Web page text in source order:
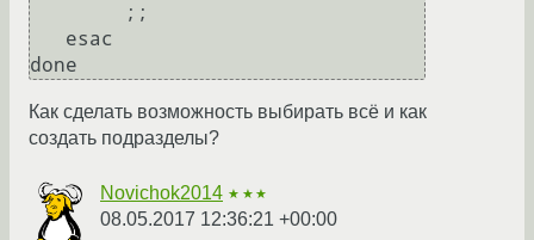
done
Как сделать возможность выбирать всё и как
создать подразделы?
Novichok2014 ★★★
08.05.2017 12:36:21 +00:00